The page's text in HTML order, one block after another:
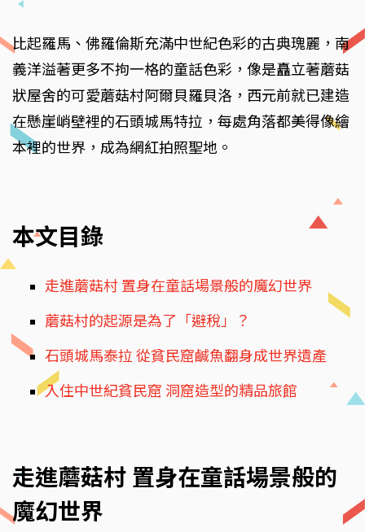
比起羅馬、佛羅倫斯充滿中世紀色彩的古典瑰麗，南
義洋溢著更多不拘一格的童話色彩，像是矗立著蘑菇
狀屋舍的可愛蘑菇村阿爾貝羅貝洛，西元前就已建造
在懸崖峭壁裡的石頭城馬特拉，每處角落都美得像繪
本裡的世界，成為網紅拍照聖地。
本文目錄
走進蘑菇村 置身在童話場景般的魔幻世界
蘑菇村的起源是為了「避稅」？
石頭城馬泰拉 從貧民窟鹹魚翻身成世界遺產
入住中世紀貧民窟 洞窟造型的精品旅館
走進蘑菇村 置身在童話場景般的
魔幻世界